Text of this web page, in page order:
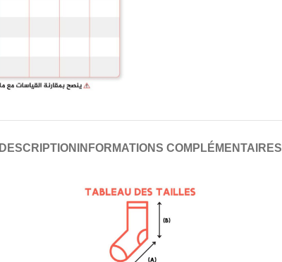
DESCRIPTION INFORMATIONS COMPLÉMENTAIRES